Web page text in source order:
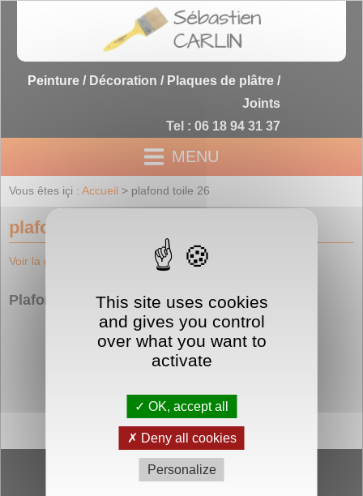
Peinture / Décoration / Plaques de plâtre /
Joints
Tel : 06 18 94 31 37
MENU
Vous êtes içi : Accueil > plafond toile 26
plafond toile 26
Voir la galerie photos de mes réalisations
Plafonds toile tendueThis site uses cookies
and gives you control
over what you want to
activate
OK, accept all
Deny all cookies
Personalize